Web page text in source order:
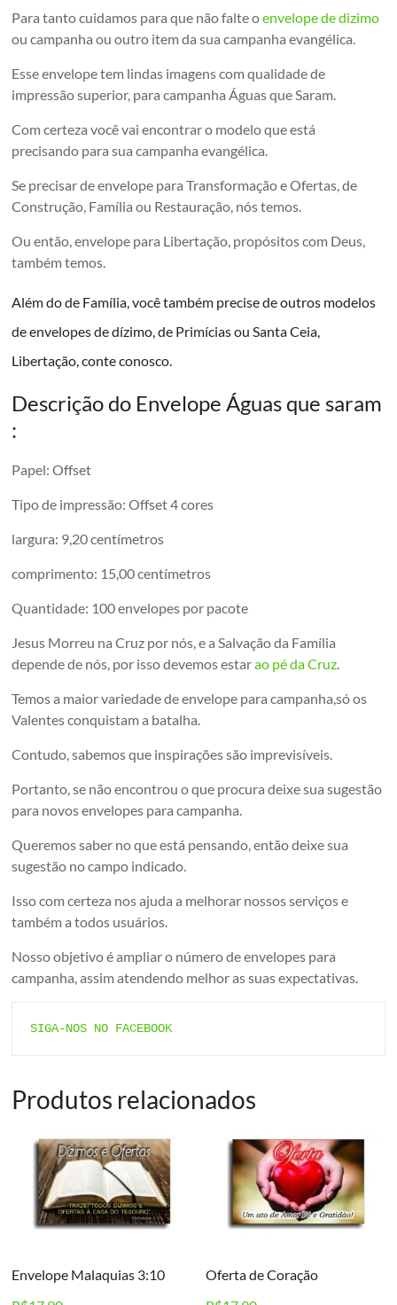
Para tanto cuidamos para que não falte oenvelope de dizimo
ou campanha ou outro item da sua campanha evangélica.
Esse envelope tem lindas imagens com qualidade de
impressão superior, para campanha Águas que Saram.
Com certeza você vai encontrar o modelo que está
precisando para sua campanha evangélica.
Se precisar de envelope para Transformação e Ofertas, de
Construção, Família ou Restauração, nós temos.
Ou então, envelope para Libertação, propósitos com Deus,
também temos.
Além do de Família, você também precise de outros modelos
de envelopes de dízimo, de Primícias ou Santa Ceia,
Libertação, conte conosco.
Descrição do Envelope Águas que saram
:
Papel: Offset
Tipo de impressão: Offset 4 cores
largura: 9,20 centímetros
comprimento: 15,00 centímetros
Quantidade: 100 envelopes por pacote
Jesus Morreu na Cruz por nós, e a Salvação da Família
depende de nós, por isso devemos estarao pé da Cruz.
Temos a maior variedade de envelope para campanha,só os
Valentes conquistam a batalha.
Contudo, sabemos que inspirações são imprevisíveis.
Portanto, se não encontrou o que procura deixe sua sugestão
para novos envelopes para campanha.
Queremos saber no que está pensando, então deixe sua
sugestão no campo indicado.
Isso com certeza nos ajuda a melhorar nossos serviços e
também a todos usuários.
Nosso objetivo é ampliar o número de envelopes para
campanha, assim atendendo melhor as suas expectativas.
SIGA-NOS NO FACEBOOK
Produtos relacionados
Envelope Malaquias 3:10
Oferta de Coração